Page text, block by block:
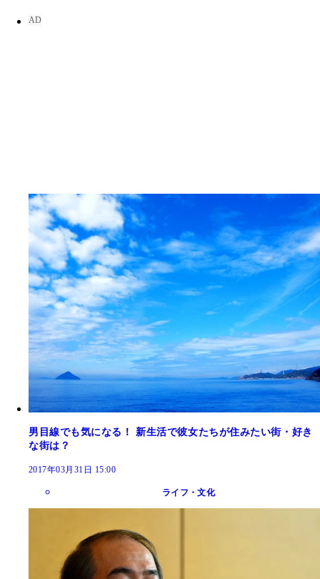
男目線でも気になる！ 新生活で彼女たちが住みたい街・好き
な街は？
2017年03月31日 15:00
ライフ・文化